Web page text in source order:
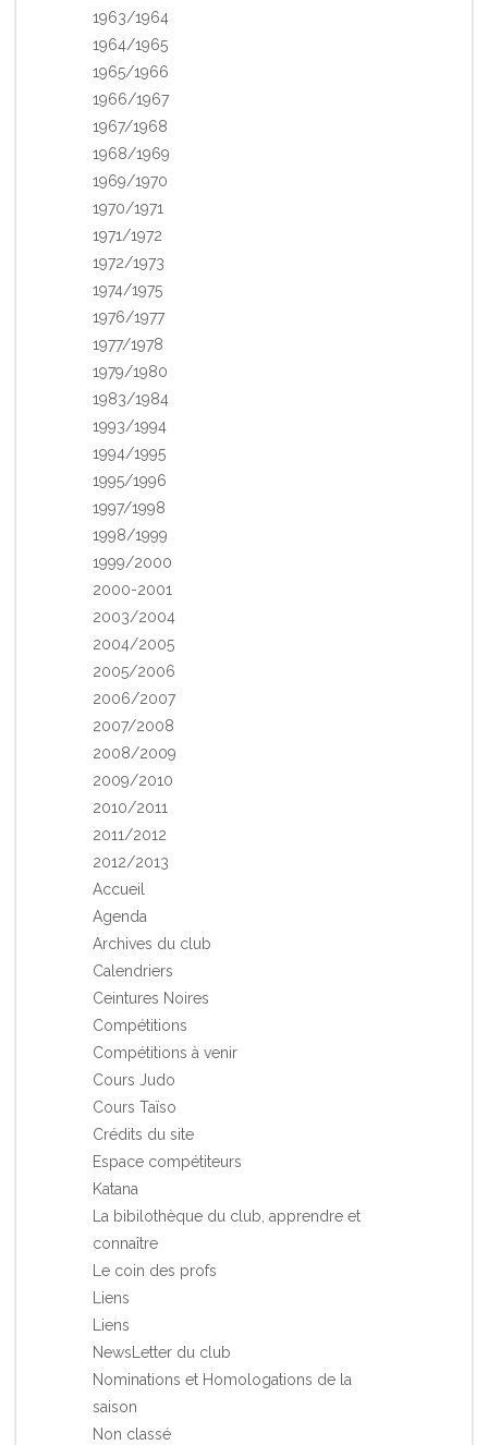
1963/1964
1964/1965
1965/1966
1966/1967
1967/1968
1968/1969
1969/1970
1970/1971
1971/1972
1972/1973
1974/1975
1976/1977
1977/1978
1979/1980
1983/1984
1993/1994
1994/1995
1995/1996
1997/1998
1998/1999
1999/2000
2000-2001
2003/2004
2004/2005
2005/2006
2006/2007
2007/2008
2008/2009
2009/2010
2010/2011
2011/2012
2012/2013
Accueil
Agenda
Archives du club
Calendriers
Ceintures Noires
Compétitions
Compétitions à venir
Cours Judo
Cours Taïso
Crédits du site
Espace compétiteurs
Katana
La bibilothèque du club, apprendre et
connaître
Le coin des profs
Liens
Liens
NewsLetter du club
Nominations et Homologations de la
saison
Non classé